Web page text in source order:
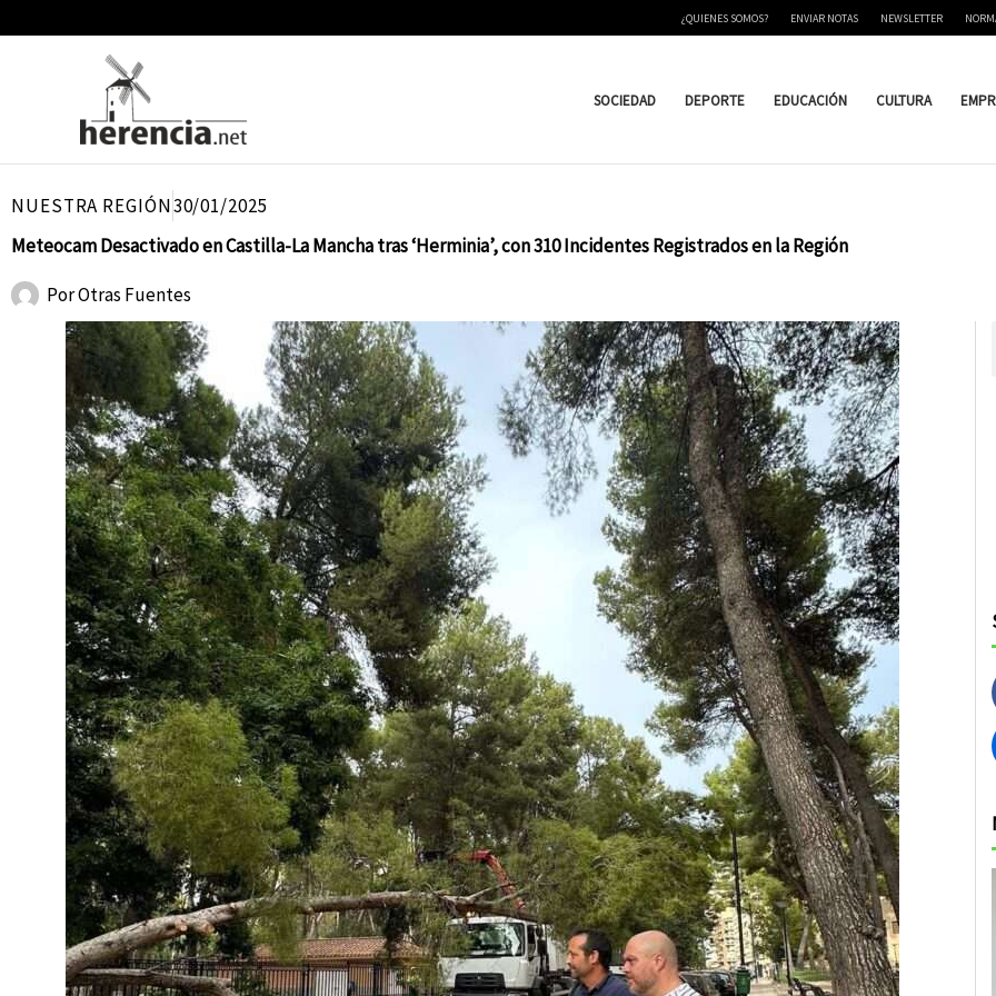
¿QUIENES SOMOS? ENVIAR NOTAS NEWSLETTER
SOCIEDAD DEPORTE EDUCACIÓN CULTURA
NUESTRA REGIÓN30/01/2025
Meteocam Desactivado en Castilla-La Mancha tras ‘Herminia’, con 310 Incidentes Registrados en la Región
PorOtras Fuentes